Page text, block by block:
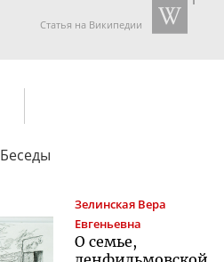
Статья на Википедии
Беседы
Зелинская Вера
Евгеньевна
О семье,